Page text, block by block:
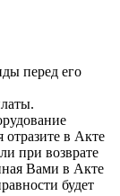
перед его
отразите в Акте
при возврате
Вами в Акте
будет